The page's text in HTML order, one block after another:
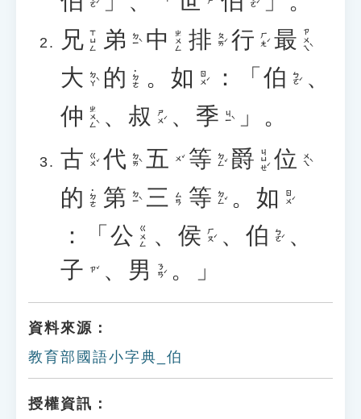
兄 ㄒㄩㄥ 弟 ㄉㄧˋ 中 ㄓㄨㄥ 排 ㄆㄞˊ 行 ㄏㄤˊ 最 ㄗㄨㄟˋ
大 ㄉㄚˋ 的 ˙ㄉㄜ 。 如 ㄖㄨˊ ：「 伯 ㄅㄛˊ 、
仲 ㄓㄨㄥˋ 、 叔 ㄕㄨˊ 、 季 ㄐㄧˋ
」。
古 ㄍㄨˇ 代 ㄉㄞˋ 五 ㄨˇ 等 ㄉㄥˇ 爵 ㄐㄩㄝˊ 位 ㄨㄟˋ
的 ˙ㄉㄜ 第 ㄉㄧˋ 三 ㄙㄢ 等 ㄉㄥˇ 。 如 ㄖㄨˊ
：「 公 ㄍㄨㄥ 、 侯 ㄏㄡˊ 、 伯 ㄅㄛˊ 、
子
ㄗˇ 、 男 ㄋㄢˊ 。」
資料來源：
教育部國語小字典_伯
授權資訊：